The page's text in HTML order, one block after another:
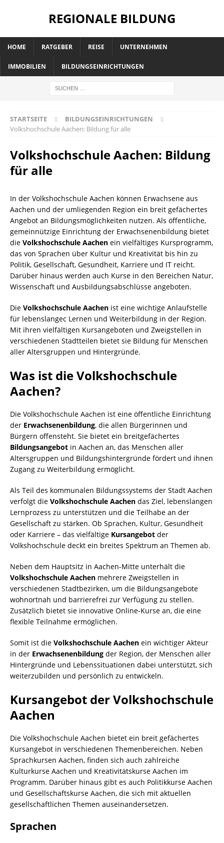
REGIONALE BILDUNG
HOME RATGEBER REISE UNTERNEHMEN
IMMOBILIEN BILDUNGSEINRICHTUNGEN
STARTSEITE
BILDUNGSEINRICHTUNGEN
Volkshochschule Aachen: Bildung für alle
Volkshochschule Aachen: Bildung
für alle
In der Volkshochschule Aachen können Erwachsene aus
Aachen und der umliegenden Region ein breit gefächertes
Angebot an Bildungsmöglichkeiten nutzen. Als öffentliche,
gemeinnützige Einrichtung der Erwachsenenbildung bietet
die Volkshochschule Aachen ein vielfältiges Kursprogramm,
das von Sprachen über Kultur und Kreativität bis hin zu
Politik, Gesellschaft, Gesundheit, Karriere und IT reicht.
Darüber hinaus werden auch Kurse in den Bereichen Natur,
Wissenschaft und Ausbildungsabschlüsse angeboten.
Die Volkshochschule Aachen ist eine wichtige Anlaufstelle
für lebenslangес Lernen und Weiterbildung in der Region.
Mit ihren vielfältigen Kursangeboten und Zweigstellen in
verschiedenen Stadtteilen bietet sie Bildung für Menschen
aller Altersgruppen und Hintergründe.
Was ist die Volkshochschule
Aachen?
Die Volkshochschule Aachen ist eine öffentliche Einrichtung
der Erwachsenenbildung, die allen Bürgerinnen und
Bürgern offensteht. Sie bietet ein breitgefächertes
Bildungsangebot in Aachen an, das Menschen aller
Altersgruppen und Bildungshintergründe fördert und ihnen
Zugang zu Weiterbildung ermöglicht.
Als Teil des kommunalen Bildungssystems der Stadt Aachen
verfolgt die Volkshochschule Aachen das Ziel, lebenslangen
Lernprozess zu unterstützen und die Teilhabe an der
Gesellschaft zu stärken. Ob Sprachen, Kultur, Gesundheit
oder Karriere – das vielfältige Kursangebot der
Volkshochschule deckt ein breites Spektrum an Themen ab.
Neben dem Hauptsitz in Aachen-Mitte unterhält die
Volkshochschule Aachen mehrere Zweigstellen in
verschiedenen Stadtbezirken, um die Bildungsangebote
wohnortnah und barrierefrei zur Verfügung zu stellen.
Zusätzlich bietet sie innovative Online-Kurse an, die eine
flexible Teilnahme ermöglichen.
Somit ist die Volkshochschule Aachen ein wichtiger Akteur
in der Erwachsenenbildung der Region, der Menschen aller
Hintergründe und Lebenssituationen dabei unterstützt, sich
weiterzubilden und persönlich zu entwickeln.
Kursangebot der Volkshochschule
Aachen
Die Volkshochschule Aachen bietet ein breit gefächertes
Kursangebot in verschiedenen Themenbereichen. Neben
Sprachkursen Aachen, finden sich auch zahlreiche
Kulturkurse Aachen und Kreativitätskurse Aachen im
Programm. Darüber hinaus gibt es auch Politikkurse Aachen
und Gesellschaftskurse Aachen, die sich mit aktuellen
gesellschaftlichen Themen auseinandersetzen.
Sprachen